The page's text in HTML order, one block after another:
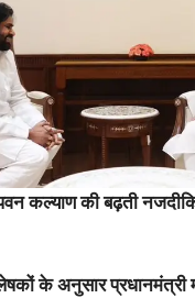
कल्याण की बढ़ती
के अनुसार प्रधानमंत्री